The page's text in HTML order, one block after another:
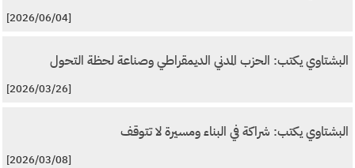
[2026/06/04]
البشتاوي يكتب: الحزب المدني الديمقراطي وصناعة لحظة التحول
[2026/03/26]
البشتاوي يكتب: شراكة في البناء ومسيرة لا تتوقف
[2026/03/08]